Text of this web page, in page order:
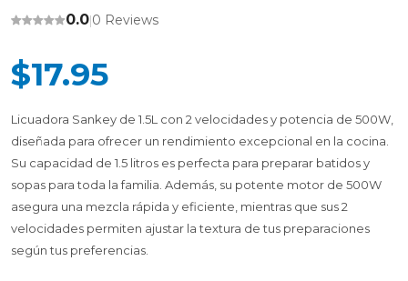
0.0|0 Reviews
$17.95
Licuadora Sankey de 1.5L con 2 velocidades y potencia de 500W,
diseñada para ofrecer un rendimiento excepcional en la cocina.
Su capacidad de 1.5 litros es perfecta para preparar batidos y
sopas para toda la familia. Además, su potente motor de 500W
asegura una mezcla rápida y eficiente, mientras que sus 2
velocidades permiten ajustar la textura de tus preparaciones
según tus preferencias.